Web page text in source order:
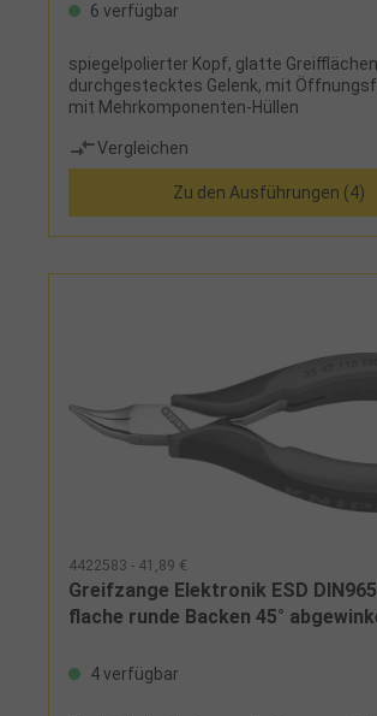
6 verfügbar
spiegelpolierter Kopf, glatte
durchgestecktes Gelenk, mit
mit Mehrkomponenten-Hüllen
Vergleichen
Zu den Ausführungen (4)
4422583 - 41,89 €
Greifzange Elektronik ESD
flache runde Backen 45°
4 verfügbar